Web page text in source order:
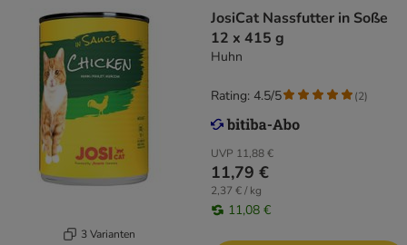
3 Varianten
JosiCat Nassfutter in Soße
12 x 415 g
Huhn
UVP 11,88 €
11,79 €
2,37 € / kg
11,08 €
Rating: 4.5/5 (2)